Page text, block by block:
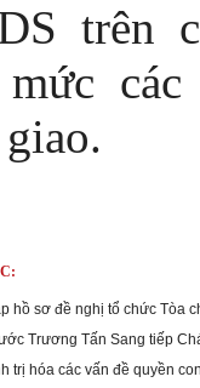
trên
hồ sơ đề nghị tổ chức Tòa
Trương Tấn Sang tiếp
trị hóa các vấn đề quyền